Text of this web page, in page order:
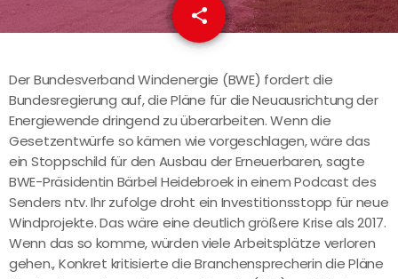
share
email
Der Bundesverband Windenergie (BWE) fordert die
Bundesregierung auf, die Pläne für die Neuausrichtung der
Energiewende dringend zu überarbeiten. Wenn die
Gesetzentwürfe so kämen wie vorgeschlagen, wäre das
ein Stoppschild für den Ausbau der Erneuerbaren, sagte
BWE-Präsidentin Bärbel Heidebroek in einem Podcast des
Senders ntv. Ihr zufolge droht ein Investitionsstopp für neue
Windprojekte. Das wäre eine deutlich größere Krise als 2017.
Wenn das so komme, würden viele Arbeitsplätze verloren
gehen., Konkret kritisierte die Branchensprecherin die Pläne